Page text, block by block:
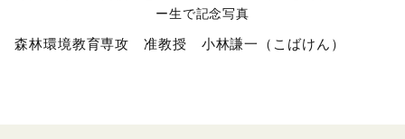
ー生で記念写真
森林環境教育専攻 准教授 小林謙一（こばけん）